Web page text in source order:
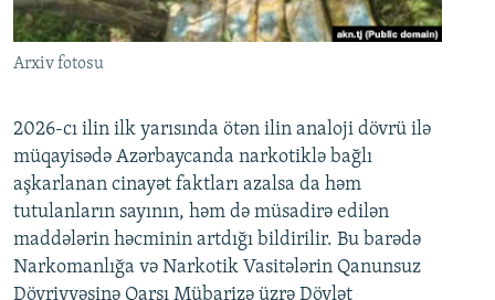
Arxiv fotosu
2026-cı ilin ilk yarısında ötən ilin analoji dövrü ilə
müqayisədə Azərbaycanda narkotiklə bağlı
aşkarlanan cinayət faktları azalsa da həm
tutulanların sayının, həm də müsadirə edilən
maddələrin həcminin artdığı bildirilir. Bu barədə
Narkomanlığa və Narkotik Vasitələrin Qanunsuz
Dövriyyəsinə Qarşı Mübarizə üzrə Dövlət